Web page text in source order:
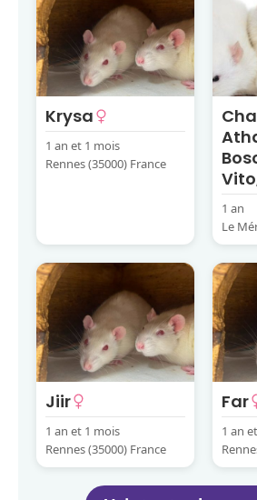
Krysa
1 an et 1 mois
Rennes (35000) France
1 an
Le
nce
Jiir
1 an et 1 mois
Rennes (35000) France
Far
1 an